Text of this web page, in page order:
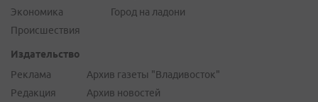
Экономика
Происшествия
Город на ладони
Издательство
Реклама
Редакция
Архив газеты "Владивосток"
Архив новостей